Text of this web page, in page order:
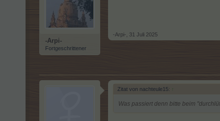
-Arpi-
Fortgeschrittener
-Arpi- 31 Juli 2025
Zitat von nachteule15: ↑
Was passiert denn bitte beim